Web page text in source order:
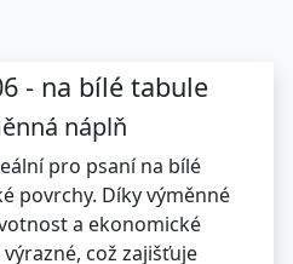
- na bílé tabule
náplň
pro psaní na bílé
povrchy. Díky výměnné
a ekonomické
což zajišťuje